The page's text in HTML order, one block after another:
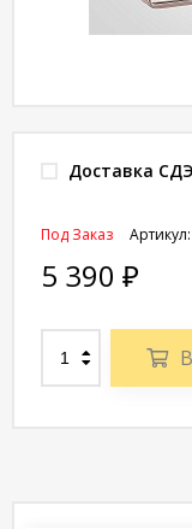
Доставка
Артикул:
Под Заказ
5 390 ₽